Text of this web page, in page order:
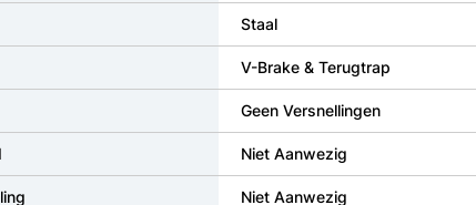
Staal
V-Brake & Terugtrap
Geen Versnellingen
Niet Aanwezig
Niet Aanwezig